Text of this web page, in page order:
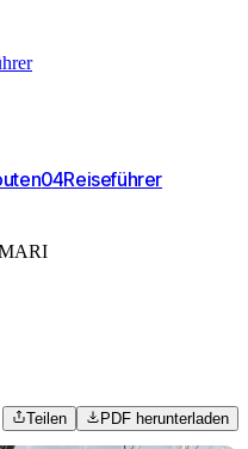
04Reiseführer
Teilen PDF herunterladen